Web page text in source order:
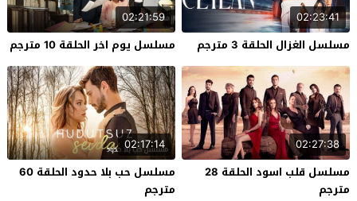
02:23:41
مسلسل الغزال الحلقة 3 مترجم
02:21:59
مسلسل يوم اخر الحلقة 10 مترجم
02:27:38
مسلسل قلب اسود الحلقة 28
مترجم
02:17:14
مسلسل حب بلا حدود الحلقة 60
مترجم